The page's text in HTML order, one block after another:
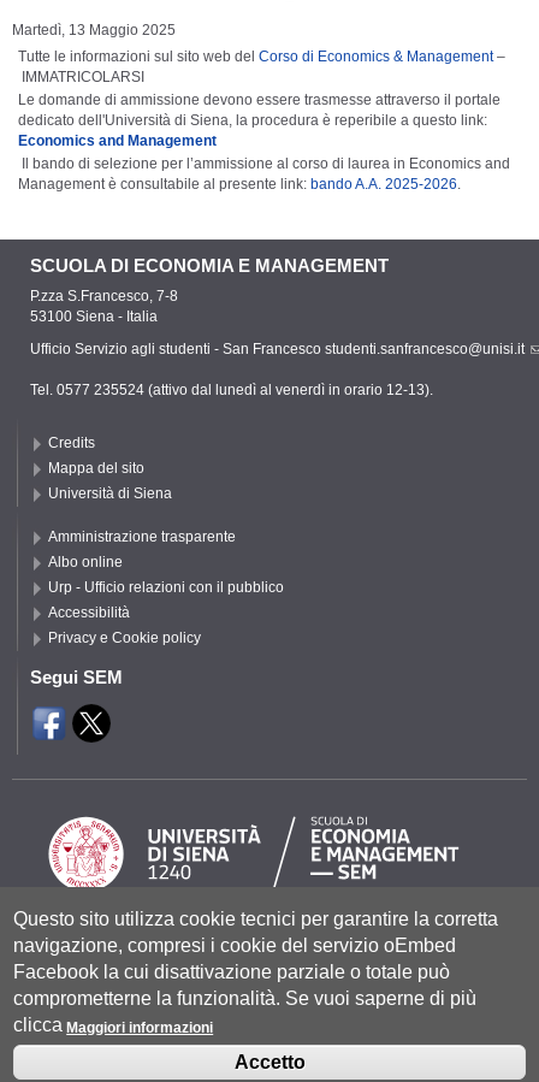
Martedì, 13 Maggio 2025
Tutte le informazioni sul sito web del Corso di Economics & Management–
IMMATRICOLARSI
Le domande di ammissione devono essere trasmesse attraverso il portale
dedicato dell'Università di Siena, la procedura è reperibile a questo link:
Economics and Management
Il bando di selezione per l’ammissione al corso di laurea in Economics and
Management è consultabile al presente link: bando A.A. 2025-2026
SCUOLA DI ECONOMIA E MANAGEMENT
P.zza S.Francesco, 7-8
53100 Siena - Italia
Ufficio Servizio agli studenti - San Francesco studenti.sanfrancesco@unisi.it
Tel. 0577 235524 (attivo dal lunedì al venerdì in orario 12-13).
Credits
Mappa del sito
Università di Siena
Amministrazione trasparente
Albo online
Urp - Ufficio relazioni con il pubblico
Accessibilità
Privacy e Cookie policy
Segui SEM
Università degli Studi di Siena- Rettorato, via Banchi di Sotto 55, 53100
Siena ITALIA
P.IVA 00273530527 | C.F. 80002070524 |
Coordinate bancarie
Pec: Posta Elettronica Certificata|Fatturazione Elettronica
Contatti:urp@unisi.it
- URP - Ufficio Relazioni con il Pubblico Tel.
0577 235555 (dal lunedì al venerdì dalle 9.30 alle 10.30)
Questo sito utilizza cookie tecnici per garantire la corretta
navigazione, compresi i cookie del servizio oEmbed
Facebook la cui disattivazione parziale o totale può
comprometterne la funzionalità. Se vuoi saperne di più
clicca Maggiori informazioni
Accetto